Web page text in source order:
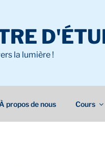
la lumière !
À propos de nous Cours